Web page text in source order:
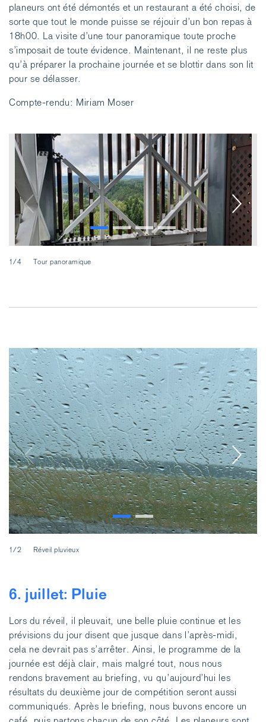
planeurs ont été démontés et un restaurant a été choisi, de
sorte que tout le monde puisse se réjouir d’un bon repas à
18h00. La visite d’une tour panoramique toute proche
s’imposait de toute évidence. Maintenant, il ne reste plus
qu’à préparer la prochaine journée et se blottir dans son lit
pour se délasser.
Compte-rendu: Miriam Moser
1/4 Tour panoramique
1/2 Réveil pluvieux
6. juillet: Pluie
Lors du réveil, il pleuvait, une belle pluie continue et les
prévisions du jour disent que jusque dans l’après-midi,
cela ne devrait pas s’arrêter. Ainsi, le programme de la
journée est déjà clair, mais malgré tout, nous nous
rendons bravement au briefing, vu qu’aujourd’hui les
résultats du deuxième jour de compétition seront aussi
communiqués. Après le briefing, nous buvons encore un